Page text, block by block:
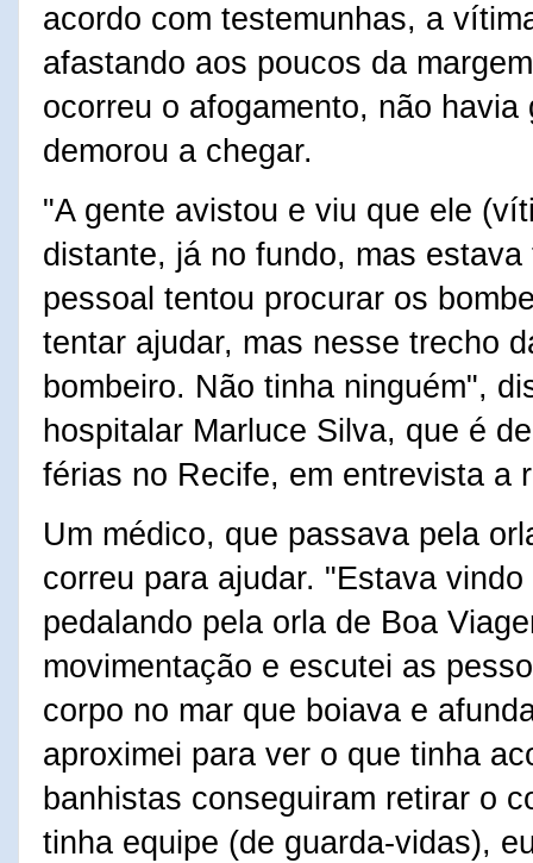
acordo com testemunhas, a
afastando aos poucos da
ocorreu o afogamento, não
demorou a chegar.
"A gente avistou e viu que ele
distante, já no fundo, mas
pessoal tentou procurar os
tentar ajudar, mas nesse trecho
bombeiro. Não tinha ninguém",
hospitalar Marluce Silva, que é
férias no Recife, em entrevista a
Um médico, que passava pela
correu para ajudar. "Estava
pedalando pela orla de Boa
movimentação e escutei as
corpo no mar que boiava e
aproximei para ver o que tinha
banhistas conseguiram retirar o
tinha equipe (de guarda-vidas),